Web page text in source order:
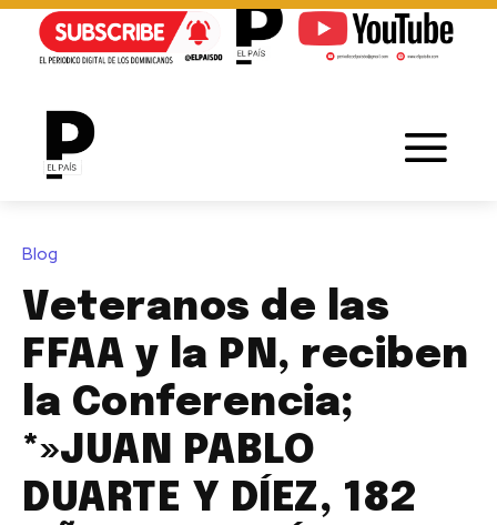
Blog
Veteranos de las
FFAA y la PN, reciben
la Conferencia;
*»JUAN PABLO
DUARTE Y DÍEZ, 182